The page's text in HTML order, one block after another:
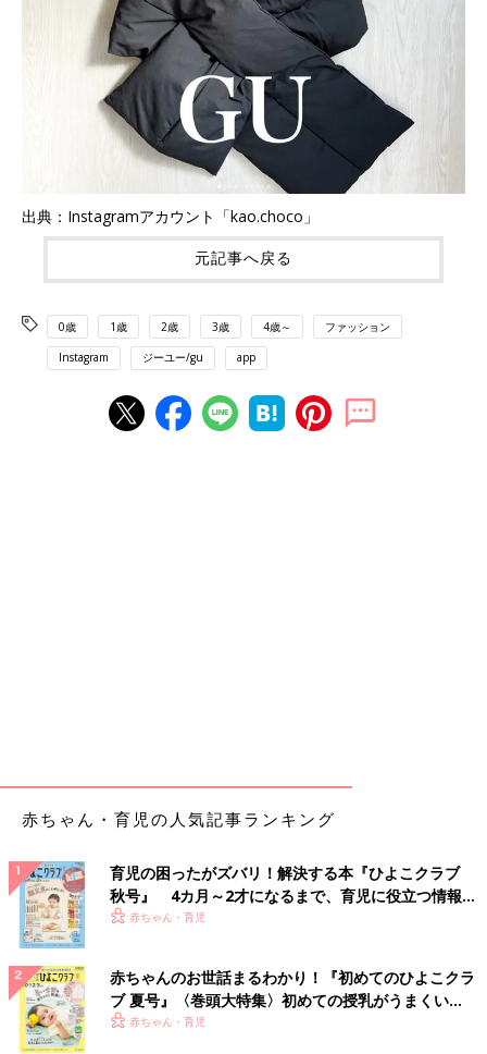
出典：Instagramアカウント「kao.choco」
元記事へ戻る
0歳 1歳 2歳 3歳 4歳～ ファッション
Instagram ジーユー/gu app
赤ちゃん・育児の人気記事ランキング
育児の困ったがズバリ！解決する本『ひよこクラブ
秋号』 4カ月～2才になるまで、育児に役立つ情報が
いっぱい！
赤ちゃん・育児
赤ちゃんのお世話まるわかり！『初めてのひよこクラ
ブ 夏号』〈巻頭大特集〉初めての授乳がうまくい
く！ おっぱい・ミルクの基本と夏のトラブル 解決テ
赤ちゃん・育児